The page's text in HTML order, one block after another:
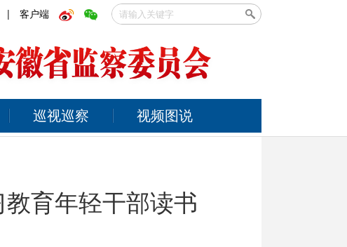
| 客户端
巡视巡察 视频图说
育年轻干部读书